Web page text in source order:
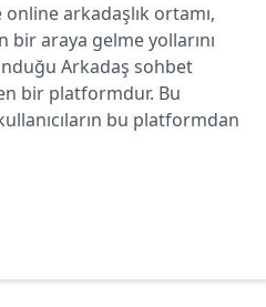
arkadaşlık ortamı,
bir araya gelme yollarını
Arkadaş sohbet
bir platformdur. Bu
bu platformdan